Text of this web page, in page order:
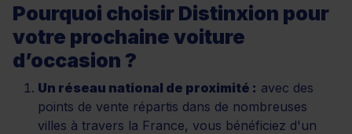
Pourquoi choisir Distinxion pour
votre prochaine voiture
d’occasion ?
Un réseau national de proximité : avec des
points de vente répartis dans de nombreuses
villes à travers la France, vous bénéficiez d'un